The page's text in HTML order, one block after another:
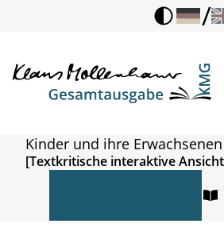
/
Kinder und ihre Erwachsenen
[Textkritische interaktive